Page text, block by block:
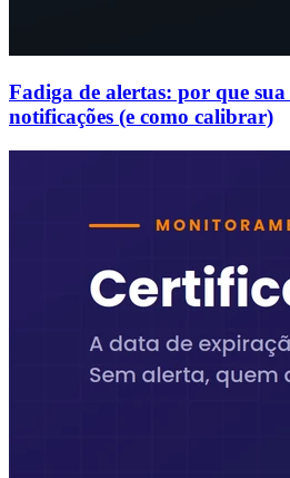
Fadiga de alertas: por que
notificações (e como calibrar)